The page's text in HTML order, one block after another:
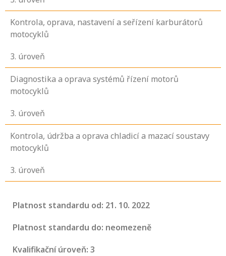
Kontrola, oprava, nastavení a seřízení karburátorů
motocyklů
3. úroveň
Diagnostika a oprava systémů řízení motorů
motocyklů
3. úroveň
Kontrola, údržba a oprava chladicí a mazací soustavy
motocyklů
3. úroveň
Platnost standardu od: 21. 10. 2022
Platnost standardu do: neomezeně
Kvalifikační úroveň: 3